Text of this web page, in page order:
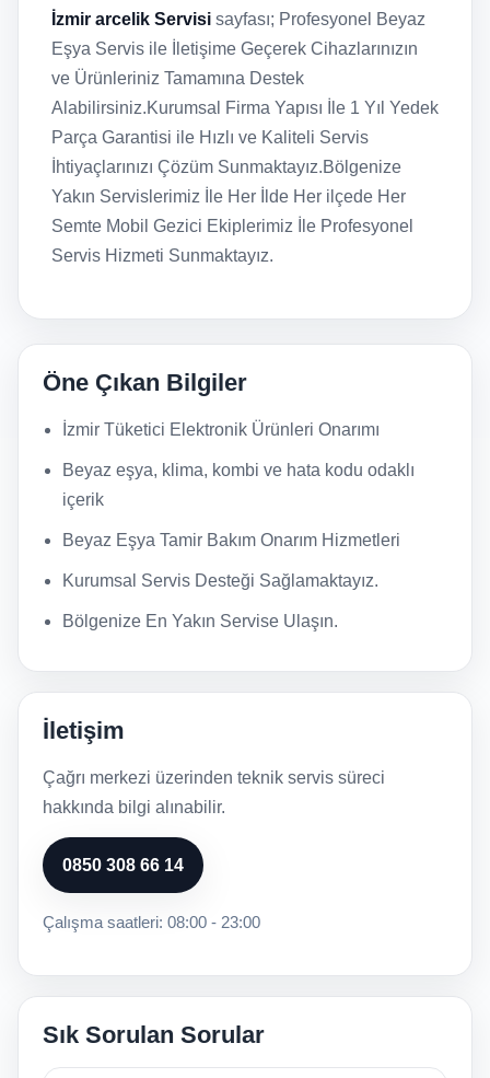
İzmir arcelik Servisi sayfası; Profesyonel Beyaz
Eşya Servis ile İletişime Geçerek Cihazlarınızın
ve Ürünleriniz Tamamına Destek
Alabilirsiniz.Kurumsal Firma Yapısı İle 1 Yıl Yedek
Parça Garantisi ile Hızlı ve Kaliteli Servis
İhtiyaçlarınızı Çözüm Sunmaktayız.Bölgenize
Yakın Servislerimiz İle Her İlde Her ilçede Her
Semte Mobil Gezici Ekiplerimiz İle Profesyonel
Servis Hizmeti Sunmaktayız.
Öne Çıkan Bilgiler
İzmir Tüketici Elektronik Ürünleri Onarımı
Beyaz eşya, klima, kombi ve hata kodu odaklı
içerik
Beyaz Eşya Tamir Bakım Onarım Hizmetleri
Kurumsal Servis Desteği Sağlamaktayız.
Bölgenize En Yakın Servise Ulaşın.
İletişim
Çağrı merkezi üzerinden teknik servis süreci
hakkında bilgi alınabilir.
0850 308 66 14
Çalışma saatleri: 08:00 - 23:00
Sık Sorulan Sorular